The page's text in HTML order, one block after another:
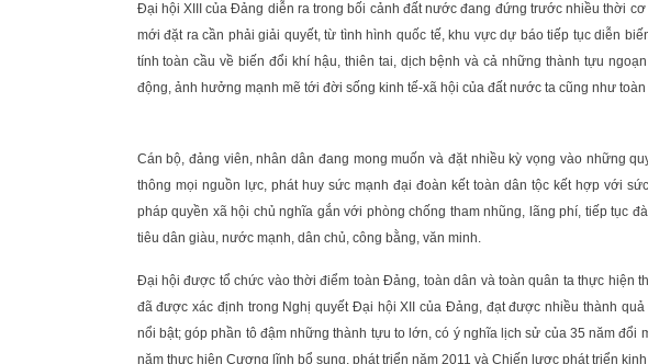
Đại hội XIII của Đảng diễn ra trong bối cảnh đất nước đang đứng trước nhiều thời
mới đặt ra cần phải giải quyết, từ tình hình quốc tế, khu vực dự báo tiếp tục diễn
tính toàn cầu về biến đổi khí hậu, thiên tai, dịch bệnh và cả những thành tựu
động, ảnh hưởng mạnh mẽ tới đời sống kinh tế-xã hội của đất nước ta cũng như
Cán bộ, đảng viên, nhân dân đang mong muốn và đặt nhiều kỳ vọng vào những
thông mọi nguồn lực, phát huy sức mạnh đại đoàn kết toàn dân tộc kết hợp với
pháp quyền xã hội chủ nghĩa gắn với phòng chống tham nhũng, lãng phí, tiếp tục
tiêu dân giàu, nước mạnh, dân chủ, công bằng, văn minh.
Đại hội được tổ chức vào thời điểm toàn Đảng, toàn dân và toàn quân ta thực hiện
đã được xác định trong Nghị quyết Đại hội XII của Đảng, đạt được nhiều thành
nổi bật; góp phần tô đậm những thành tựu to lớn, có ý nghĩa lịch sử của 35 năm
năm thực hiện Cương lĩnh bổ sung, phát triển năm 2011 và Chiến lược phát triển